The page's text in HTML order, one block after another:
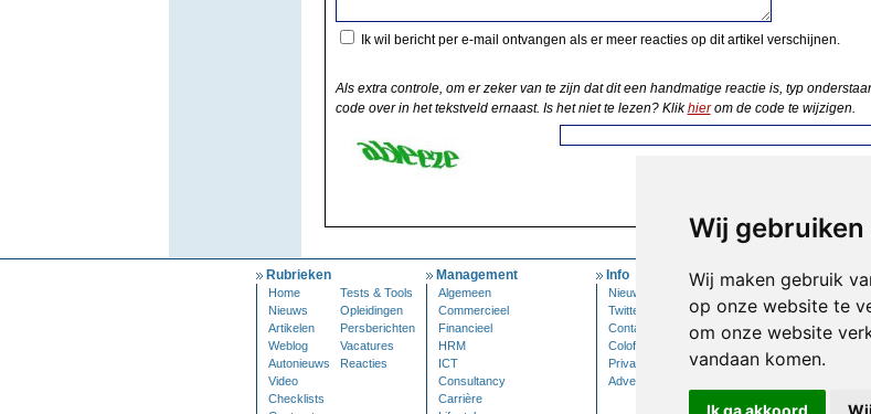
Wij
Wij maken gebruik
op onze website te
om onze website
vandaan komen.
Ik ga akkoord
Ik wil bericht per e-mail ontvangen als er meer reacties op dit artikel verschijnen.
Als extra controle, om er zeker van te zijn dat dit een handmatige reactie is, typ
code over in het tekstveld ernaast. Is het niet te lezen? Klikhierom de code te wijzigen.
Rubrieken
Home
Tests & Tools
Nieuws
Opleidingen
Artikelen
Persberichten
Weblog
Vacatures
Autonieuws
Reacties
Video
Checklists
Management
Algemeen
Commercieel
Financieel
HRM
ICT
Consultancy
Carrière
Info
Nieuwsbrief
Twitter
Contact
Colofon
Privacy
Adverteren
Mijn Account
Inloggen